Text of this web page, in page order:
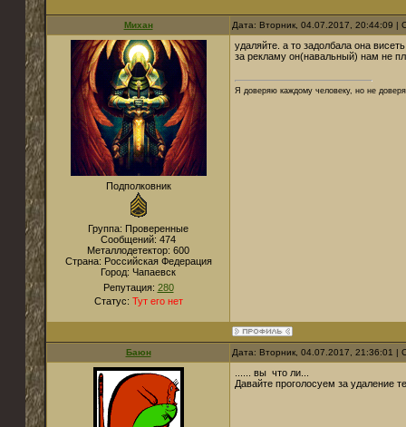
Михан Дата: Вторник, 04.07.2017, 20:44:09
Подполковник
Группа: Проверенные
Сообщений: 474
Металлодетектор: 600
Страна: Российская Федерация
Город: Чапаевск
Репутация: 280
Статус: Тут его нет
удаляйте. а то задолбала она
за рекламу он(навальный) нам не
Я доверяю каждому человеку, но не
Баюн Дата: Вторник, 04.07.2017, 21:36:01
...... вы что ли...
Давайте проголосуем за